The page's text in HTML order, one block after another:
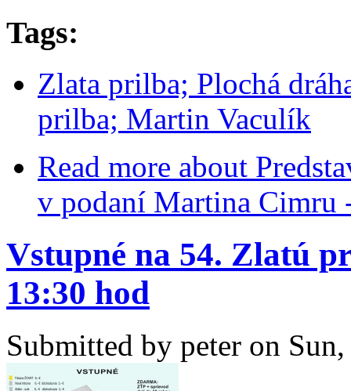
Tags:
Zlata prilba; Plochá
prilba; Martin Vaculík
Read more about
v podaní Martina Cimru
Vstupné na 54. Zlatú
13:30 hod
Submitted by peter on